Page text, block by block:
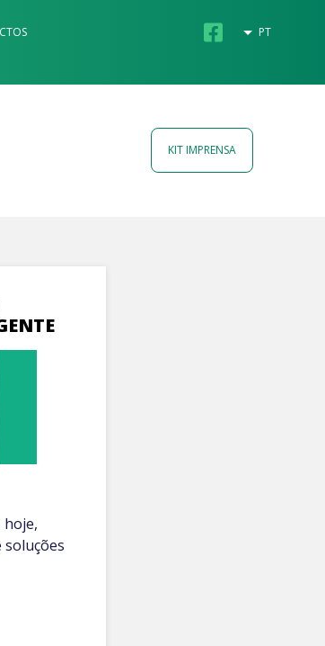
PT
KIT IMPRENSA
hoje,